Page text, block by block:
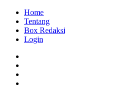
Home
Tentang
Box Redaksi
Login